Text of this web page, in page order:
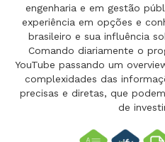
engenharia e em gestão
experiência em opções e
brasileiro e sua influência
Comando diariamente o
YouTube passando um
complexidades das
precisas e diretas, que
de